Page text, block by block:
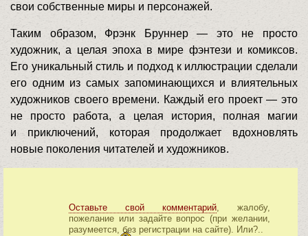
свои собственные миры и персонажей.
Таким образом, Фрэнк Бруннер — это не просто
художник, а целая эпоха в мире фэнтези и комиксов.
Его уникальный стиль и подход к иллюстрации сделали
его одним из самых запоминающихся и влиятельных
художников своего времени. Каждый его проект — это
не просто работа, а целая история, полная магии
и приключений, которая продолжает вдохновлять
новые поколения читателей и художников.
Оставьте свой комментарий, жалобу,
пожелание или задайте вопрос (при желании,
разумеется, без регистрации на сайте). Или?..